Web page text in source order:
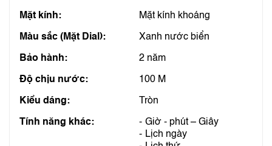
Mặt kính: Mặt kính khoáng
Màu sắc (Mặt Dial): Xanh nước biển
Bảo hành: 2 năm
Độ chịu nước: 100 M
Kiểu dáng: Tròn
Tính năng khác:
Giờ - phút – Giây
Lịch ngày